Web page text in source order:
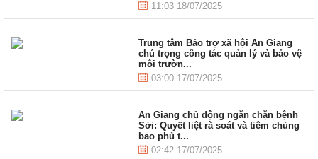
11:03 18/07/2025
Trung tâm Bảo trợ xã hội An Giang
chú trọng công tác quản lý và bảo vệ
môi trườn...
03:00 17/07/2025
An Giang chủ động ngăn chặn bệnh
Sởi: Quyết liệt rà soát và tiêm chủng
bao phủ t...
02:42 17/07/2025